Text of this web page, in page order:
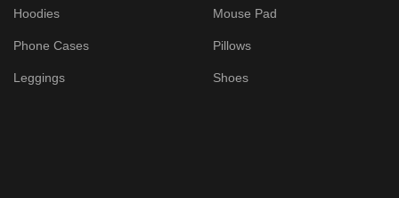
Hoodies
Phone Cases
Leggings
Mouse Pad
Pillows
Shoes